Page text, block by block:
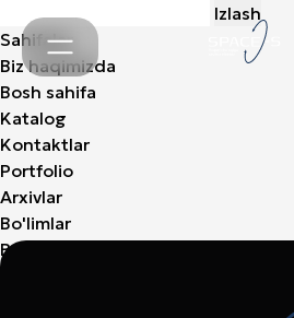
Qidirshish:
Sahifalar
Biz haqimizda
Bosh sahifa
Katalog
Kontaktlar
Portfolio
Arxivlar
Bo'limlar
Bo'limlar yo'q